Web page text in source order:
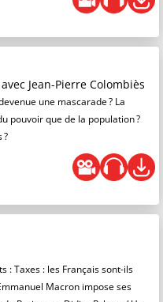
avec Jean-Pierre Colombiès
une mascarade ? La
pouvoir que de la population ?
?
: Taxes : les Français sont-ils
Macron impose ses